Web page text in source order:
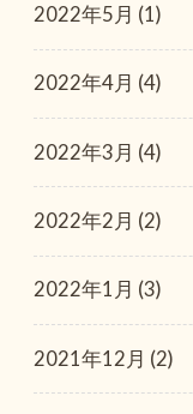
2022年5月 (1)
2022年4月 (4)
2022年3月 (4)
2022年2月 (2)
2022年1月 (3)
2021年12月 (2)